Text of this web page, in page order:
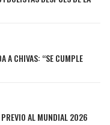
A CHIVAS: “SE CUMPLE
AL MUNDIAL 2026